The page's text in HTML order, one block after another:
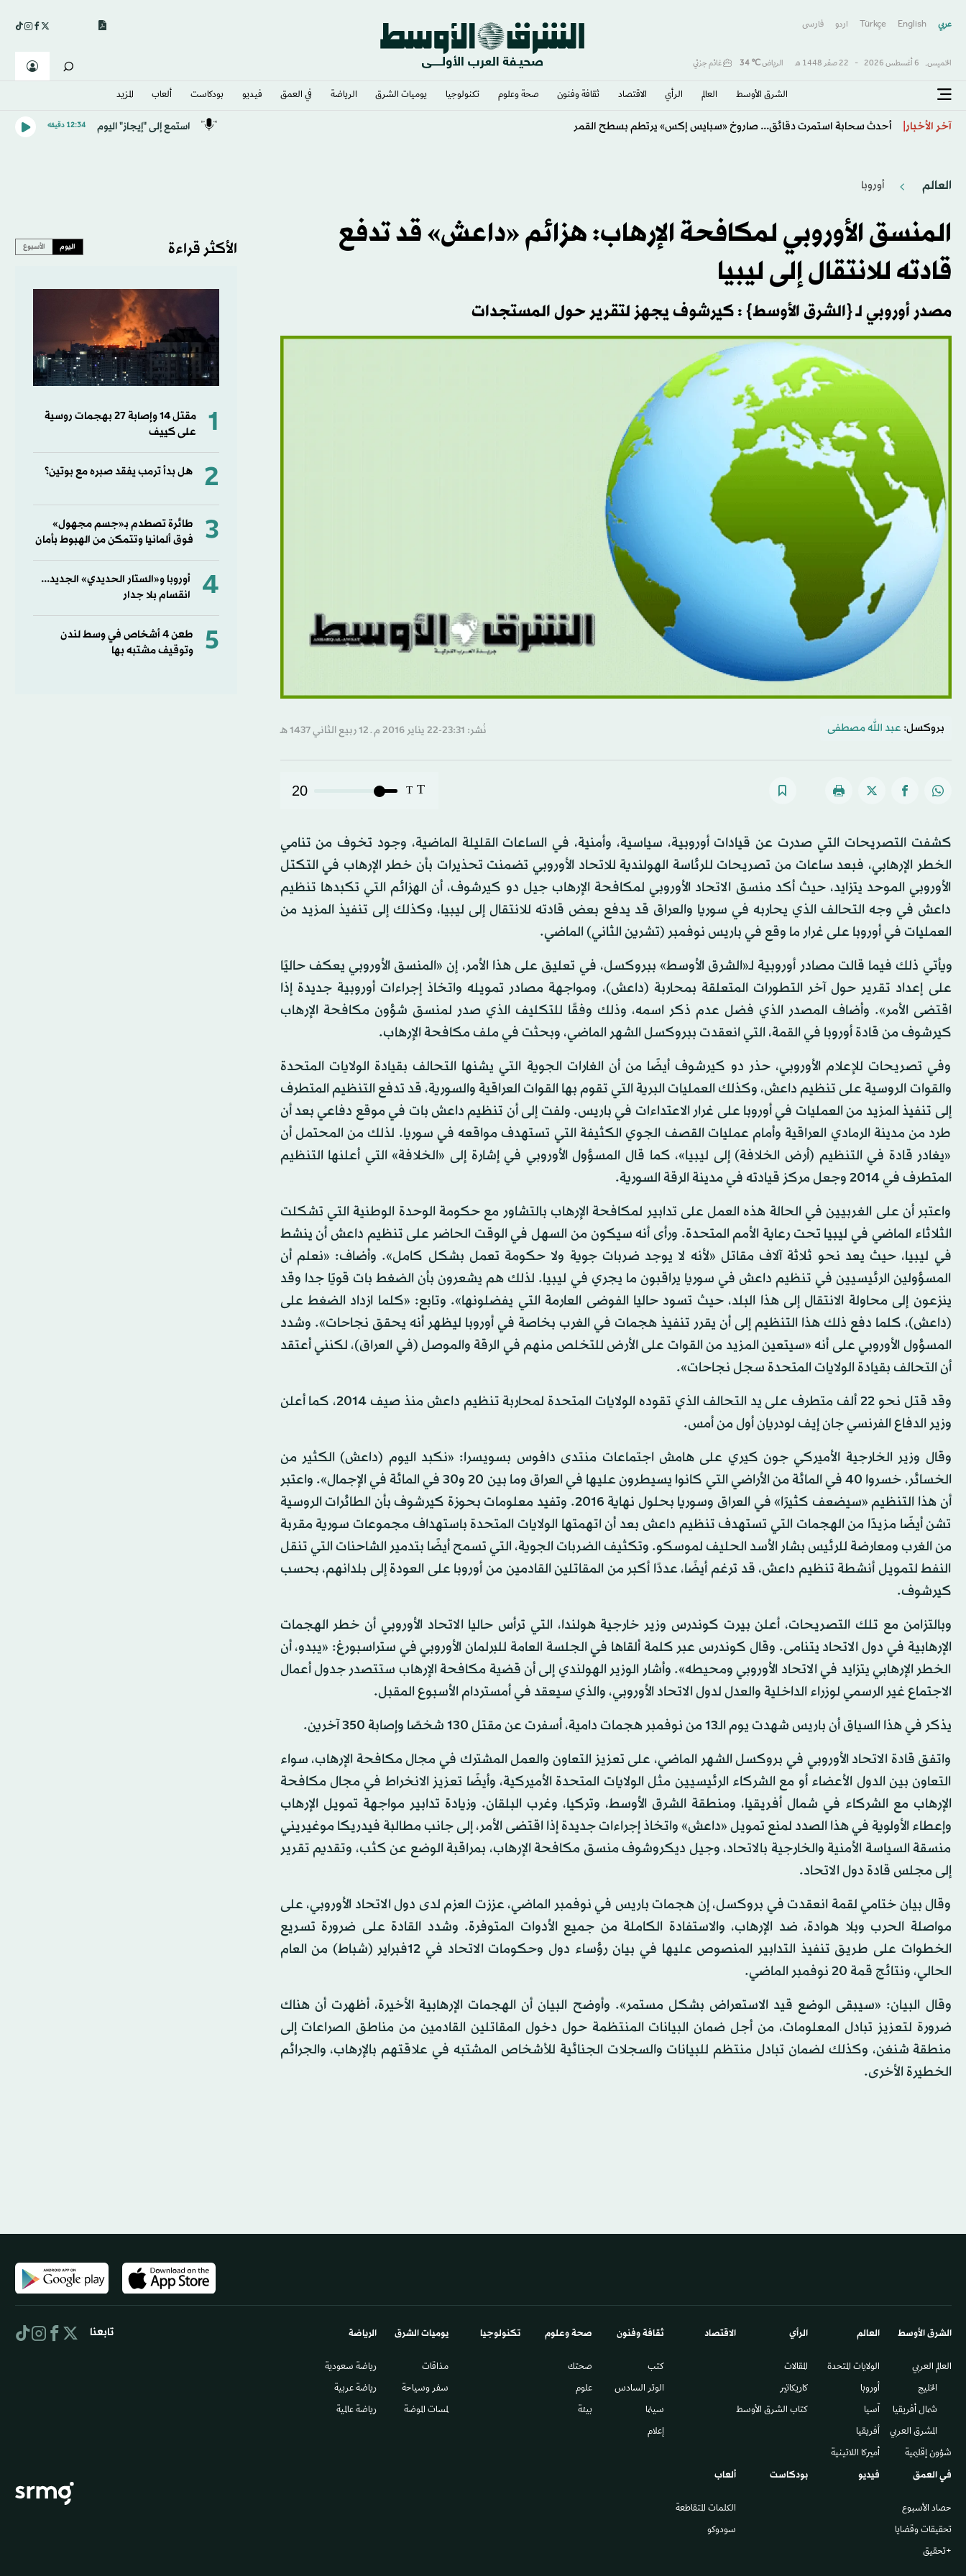
عربي English
Türkçe اردو فارسى
الخميس, 6 أغسطس 2026 - 22 صفَر 1448 هـ الرياض℃
34 غائم جزئي
الشرق الأوسط​ العالم الرأي الاقتصاد ثقافة وفنون صحة وعلوم تكنولوجيا يوميات الشرق​ الرياضة في العمق فيديو بودكاست ألعاب المزيد
آخر الأخبار
«صفقة القرن» و«الملك المصري»… هكذا احتفت الصحافة التركية بانتقال محمد صلاح استمع إلى "إيجاز" اليوم 12:34 دقيقه
العالم أوروبا
المنسق الأوروبي لمكافحة الإرهاب: هزائم «داعش» قد تدفع
قادته للانتقال إلى ليبيا
مصدر أوروبي لـ {الشرق الأوسط} : كيرشوف يجهز لتقرير حول المستجدات
بروكسل: عبد الله مصطفى نُشر: 23:31-22 يناير 2016 م ـ 12 ربيع الثاني 1437 هـ
T
T
20
كشفت التصريحات التي صدرت عن قيادات أوروبية، سياسية، وأمنية، في الساعات القليلة الماضية، وجود تخوف من تنامي
الخطر الإرهابي، فبعد ساعات من تصريحات للرئاسة الهولندية للاتحاد الأوروبي تضمنت تحذيرات بأن خطر الإرهاب في التكتل
الأوروبي الموحد يتزايد، حيث أكد منسق الاتحاد الأوروبي لمكافحة الإرهاب جيل دو كيرشوف، أن الهزائم التي تكبدها تنظيم
داعش في وجه التحالف الذي يحاربه في سوريا والعراق قد يدفع بعض قادته للانتقال إلى ليبيا، وكذلك إلى تنفيذ المزيد من
العمليات في أوروبا على غرار ما وقع في باريس نوفمبر (تشرين الثاني) الماضي.
ويأتي ذلك فيما قالت مصادر أوروبية لـ«الشرق الأوسط» ببروكسل، في تعليق على هذا الأمر، إن «المنسق الأوروبي يعكف حاليًا
على إعداد تقرير حول آخر التطورات المتعلقة بمحاربة (داعش)، ومواجهة مصادر تمويله واتخاذ إجراءات أوروبية جديدة إذا
اقتضى الأمر». وأضاف المصدر الذي فضل عدم ذكر اسمه، وذلك وفقًا للتكليف الذي صدر لمنسق شؤون مكافحة الإرهاب
كيرشوف من قادة أوروبا في القمة، التي انعقدت ببروكسل الشهر الماضي، وبحثت في ملف مكافحة الإرهاب.
وفي تصريحات للإعلام الأوروبي، حذر دو كيرشوف أيضًا من أن الغارات الجوية التي يشنها التحالف بقيادة الولايات المتحدة
والقوات الروسية على تنظيم داعش، وكذلك العمليات البرية التي تقوم بها القوات العراقية والسورية، قد تدفع التنظيم المتطرف
إلى تنفيذ المزيد من العمليات في أوروبا على غرار الاعتداءات في باريس. ولفت إلى أن تنظيم داعش بات في موقع دفاعي بعد أن
طرد من مدينة الرمادي العراقية وأمام عمليات القصف الجوي الكثيفة التي تستهدف مواقعه في سوريا. لذلك من المحتمل أن
«يغادر قادة في التنظيم (أرض الخلافة) إلى ليبيا»، كما قال المسؤول الأوروبي في إشارة إلى «الخلافة» التي أعلنها التنظيم
المتطرف في 2014 وجعل مركز قيادته في مدينة الرقة السورية.
واعتبر أن على الغربيين في الحالة هذه العمل على تدابير لمكافحة الإرهاب بالتشاور مع حكومة الوحدة الوطنية التي تشكلت
الثلاثاء الماضي في ليبيا تحت رعاية الأمم المتحدة. ورأى أنه سيكون من السهل في الوقت الحاضر على تنظيم داعش أن ينشط
في ليبيا، حيث يعد نحو ثلاثة آلاف مقاتل «لأنه لا يوجد ضربات جوية ولا حكومة تعمل بشكل كامل». وأضاف: «نعلم أن
المسؤولين الرئيسيين في تنظيم داعش في سوريا يراقبون ما يجري في ليبيا. لذلك هم يشعرون بأن الضغط بات قويًا جدا وقد
ينزعون إلى محاولة الانتقال إلى هذا البلد، حيث تسود حاليا الفوضى العارمة التي يفضلونها». وتابع: «كلما ازداد الضغط على
(داعش)، كلما دفع ذلك هذا التنظيم إلى أن يقرر تنفيذ هجمات في الغرب بخاصة في أوروبا ليظهر أنه يحقق نجاحات». وشدد
المسؤول الأوروبي على أنه «سيتعين المزيد من القوات على الأرض للتخلص منهم في الرقة والموصل (في العراق)، لكنني أعتقد
أن التحالف بقيادة الولايات المتحدة سجل نجاحات».
وقد قتل نحو 22 ألف متطرف على يد التحالف الذي تقوده الولايات المتحدة لمحاربة تنظيم داعش منذ صيف 2014، كما أعلن
وزير الدفاع الفرنسي جان إيف لودريان أول من أمس.
وقال وزير الخارجية الأميركي جون كيري على هامش اجتماعات منتدى دافوس بسويسرا: «نكبد اليوم (داعش) الكثير من
الخسائر، خسروا 40 في المائة من الأراضي التي كانوا يسيطرون عليها في العراق وما بين 20 و30 في المائة في الإجمال». واعتبر
أن هذا التنظيم «سيضعف كثيرًا» في العراق وسوريا بحلول نهاية 2016. وتفيد معلومات بحوزة كيرشوف بأن الطائرات الروسية
تشن أيضًا مزيدًا من الهجمات التي تستهدف تنظيم داعش بعد أن اتهمتها الولايات المتحدة باستهداف مجموعات سورية مقربة
من الغرب ومعارضة للرئيس بشار الأسد الحليف لموسكو. وتكثيف الضربات الجوية، التي تسمح أيضًا بتدمير الشاحنات التي تنقل
النفط لتمويل أنشطة تنظيم داعش، قد ترغم أيضًا، عددًا أكبر من المقاتلين القادمين من أوروبا على العودة إلى بلدانهم، بحسب
كيرشوف.
وبالتزامن مع تلك التصريحات، أعلن بيرت كوندرس وزير خارجية هولندا، التي ترأس حاليا الاتحاد الأوروبي أن خطر الهجمات
الإرهابية في دول الاتحاد يتنامى. وقال كوندرس عبر كلمة ألقاها في الجلسة العامة للبرلمان الأوروبي في ستراسبورغ: «يبدو، أن
الخطر الإرهابي يتزايد في الاتحاد الأوروبي ومحيطه». وأشار الوزير الهولندي إلى أن قضية مكافحة الإرهاب ستتصدر جدول أعمال
الاجتماع غير الرسمي لوزراء الداخلية والعدل لدول الاتحاد الأوروبي، والذي سيعقد في أمستردام الأسبوع المقبل.
يذكر في هذا السياق أن باريس شهدت يوم الـ13 من نوفمبر هجمات دامية، أسفرت عن مقتل 130 شخصًا وإصابة 350 آخرين.
واتفق قادة الاتحاد الأوروبي في بروكسل الشهر الماضي، على تعزيز التعاون والعمل المشترك في مجال مكافحة الإرهاب، سواء
التعاون بين الدول الأعضاء أو مع الشركاء الرئيسيين مثل الولايات المتحدة الأميركية، وأيضًا تعزيز الانخراط في مجال مكافحة
الإرهاب مع الشركاء في شمال أفريقيا، ومنطقة الشرق الأوسط، وتركيا، وغرب البلقان. وزيادة تدابير مواجهة تمويل الإرهاب
وإعطاء الأولوية في هذا الصدد لمنع تمويل «داعش» واتخاذ إجراءات جديدة إذا اقتضى الأمر، إلى جانب مطالبة فيدريكا موغيريني
منسقة السياسة الأمنية والخارجية بالاتحاد، وجيل ديكروشوف منسق مكافحة الإرهاب، بمراقبة الوضع عن كثب، وتقديم تقرير
إلى مجلس قادة دول الاتحاد.
وقال بيان ختامي لقمة انعقدت في بروكسل، إن هجمات باريس في نوفمبر الماضي، عززت العزم لدى دول الاتحاد الأوروبي، على
مواصلة الحرب وبلا هوادة، ضد الإرهاب، والاستفادة الكاملة من جميع الأدوات المتوفرة. وشدد القادة على ضرورة تسريع
الخطوات على طريق تنفيذ التدابير المنصوص عليها في بيان رؤساء دول وحكومات الاتحاد في 12فبراير (شباط) من العام
الحالي، ونتائج قمة 20 نوفمبر الماضي.
وقال البيان: «سيبقى الوضع قيد الاستعراض بشكل مستمر». وأوضح البيان أن الهجمات الإرهابية الأخيرة، أظهرت أن هناك
ضرورة لتعزيز تبادل المعلومات، من أجل ضمان البيانات المنتظمة حول دخول المقاتلين القادمين من مناطق الصراعات إلى
منطقة شنغن، وكذلك لضمان تبادل منتظم للبيانات والسجلات الجنائية للأشخاص المشتبه في علاقتهم بالإرهاب، والجرائم
الخطيرة الأخرى.
الأكثر قراءة اليوم الأسبوع
1
مقتل ⁠14 وإصابة ‌27 بهجمات روسية
على كييف
2 هل بدأ ترمب يفقد صبره مع بوتين؟
3
طائرة تصطدم بـ«جسم مجهول»
فوق ألمانيا وتتمكن من الهبوط بأمان
4
أوروبا و«الستار الحديدي» الجديد...
انقسام بلا جدار
5
طعن 4 أشخاص في وسط لندن
وتوقيف مشتبه بها
الشرق الأوسط​
العالم العربي
الخليج
شمال أفريقيا
المشرق العربي
شؤون إقليمية
العالم
الولايات المتحدة
أوروبا
آسيا
أفريقيا
أميركا اللاتينية
الرأي
المقالات
كاريكاتير
كتاب الشرق الأوسط
الاقتصاد ثقافة وفنون
كتب
الوتر السادس​
سينما
إعلام
صحة وعلوم
صحتك
علوم
بيئة
تكنولوجيا يوميات الشرق​
مذاقات
سفر وسياحة
لمسات الموضة
الرياضة
رياضة سعودية
رياضة عربية
رياضة عالمية
في العمق
حصاد الأسبوع
تحقيقات وقضايا
+تحقيق
فيديو بودكاست ألعاب
الكلمات المتقاطعة
سودوكو
تابعنا